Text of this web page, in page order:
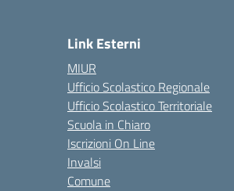
Link Esterni
MIUR
Ufficio Scolastico Regionale
Ufficio Scolastico Territoriale
Scuola in Chiaro
Iscrizioni On Line
Invalsi
Comune